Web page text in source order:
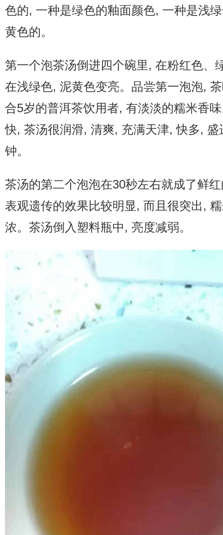
色的, 一种是绿色的釉面颜色, 一种是浅
黄色的。
第一个泡茶汤倒进四个碗里, 在粉红色、
在浅绿色, 泥黄色变亮。品尝第一泡泡,
合5岁的普洱茶饮用者, 有淡淡的糯米香
快, 茶汤很润滑, 清爽, 充满天津, 快多, 盛
钟。
茶汤的第二个泡泡在30秒左右就成了鲜
表观遗传的效果比较明显, 而且很突出,
浓。茶汤倒入塑料瓶中, 亮度减弱。